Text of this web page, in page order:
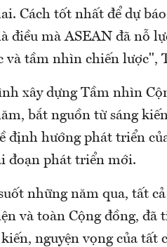
Cách tốt nhất để dự
điều mà ASEAN đã nỗ
và tầm nhìn chiến lược",
xây dựng Tầm nhìn
bắt nguồn từ sáng
định hướng phát triển
đoạn phát triển mới.
những năm qua, tất
và toàn Cộng đồng, đã
nguyện vọng của tất